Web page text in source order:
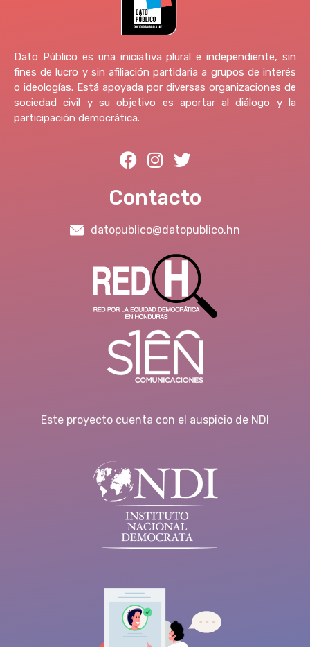
Dato Público es una iniciativa plural e independiente, sin
fines de lucro y sin afiliación partidaria a grupos de interés
o ideologías. Está apoyada por diversas organizaciones de
sociedad civil y su objetivo es aportar al diálogo y la
participación democrática.
Contacto
datopublico@datopublico.hn
Este proyecto cuenta con el auspicio de NDI